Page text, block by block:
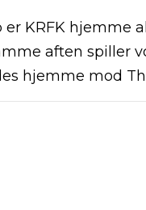
KRFK hjemme
aften spiller
hjemme mod